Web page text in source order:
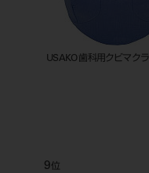
USAKO 歯科用クビマクラ
9位